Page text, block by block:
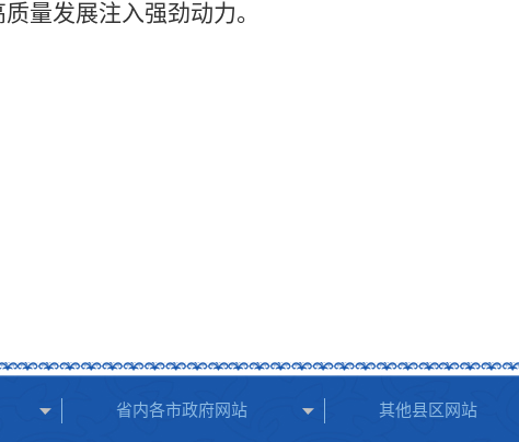
量发展注入强劲动力。
省内各市政府网站 其他县区网站